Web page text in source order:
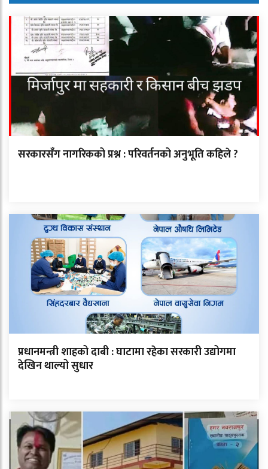
सरकारसँग नागरिकको प्रश्न : परिवर्तनको अनुभूति कहिले ?
प्रधानमन्त्री शाहको दाबी : घाटामा रहेका सरकारी उद्योगमा
देखिन थाल्यो सुधार